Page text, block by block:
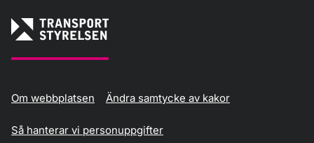
Om webbplatsen Ändra samtycke av kakor
Så hanterar vi personuppgifter